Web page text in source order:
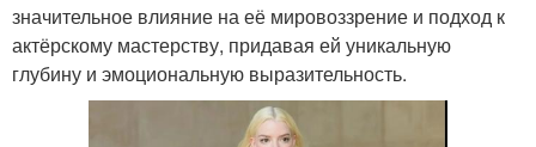
значительное влияние на её мировоззрение и подход к
актёрскому мастерству, придавая ей уникальную
глубину и эмоциональную выразительность.